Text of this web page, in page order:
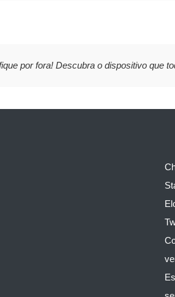
por fora! Descubra o dispositivo que